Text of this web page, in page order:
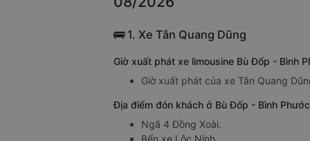
🚌 1. Xe Tân Quang Dũng
Giờ xuất phát xe limousine Bù Đốp - Bình
Giờ xuất phát của xe Tân Quang
Địa điểm đón khách ở Bù Đốp - Bình
Ngã 4 Đồng Xoài.